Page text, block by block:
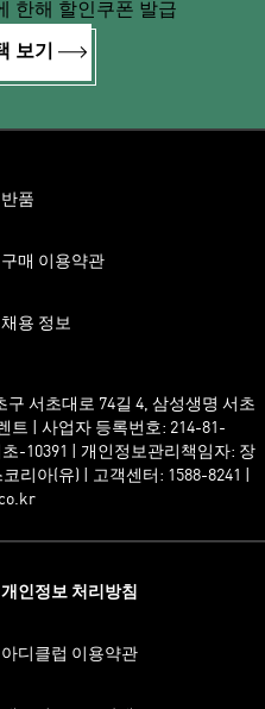
한해 할인쿠폰 발급
보기
반품
구매 이용약관
채용 정보
서초대로 74길 4, 삼성생명 서초
트 | 사업자 등록번호: 214-81-
-10391 | 개인정보관리책임자: 장
리아(유) | 고객센터: 1588-8241 |
개인정보 처리방침
아디클럽 이용약관